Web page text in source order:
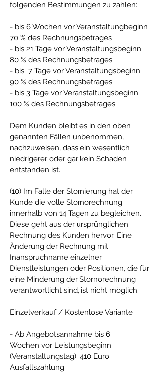
folgenden Bestimmungen zu zahlen:
- bis 6 Wochen vor Veranstaltungbeginn
70 % des Rechnungsbetrages
- bis 21 Tage vor Veranstaltungsbeginn
80 % des Rechnungsbetrages
- bis 7 Tage vor Veranstaltungsbeginn
90 % des Rechnungsbetrages
- bis 3 Tage vor Veranstaltungsbeginn
100 % des Rechnungsbetrages
Dem Kunden bleibt es in den oben
genannten Fällen unbenommen,
nachzuweisen, dass ein wesentlich
niedrigerer oder gar kein Schaden
entstanden ist.
(10) Im Falle der Stornierung hat der
Kunde die volle Stornorechnung
innerhalb von 14 Tagen zu begleichen.
Diese geht aus der ursprünglichen
Rechnung des Kunden hervor. Eine
Änderung der Rechnung mit
Inanspruchname einzelner
Dienstleistungen oder Positionen, die für
eine Minderung der Stornorechnung
verantwortlicht sind, ist nicht möglich.
Einzelverkauf / Kostenlose Variante
- Ab Angebotsannahme bis 6
Wochen vor Leistungsbeginn
(Veranstaltungstag) 410 Euro
Ausfallszahlung.